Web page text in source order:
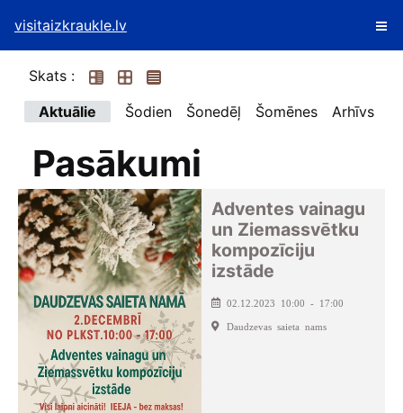
visitaizkraukle.lv
Skats :
Aktuālie
Šodien Šonedēļ Šomēnes Arhīvs
Pasākumi
Adventes vainagu
un Ziemassvētku
kompozīciju
izstāde
02.12.2023 10:00 - 17:00
Daudzevas saieta nams